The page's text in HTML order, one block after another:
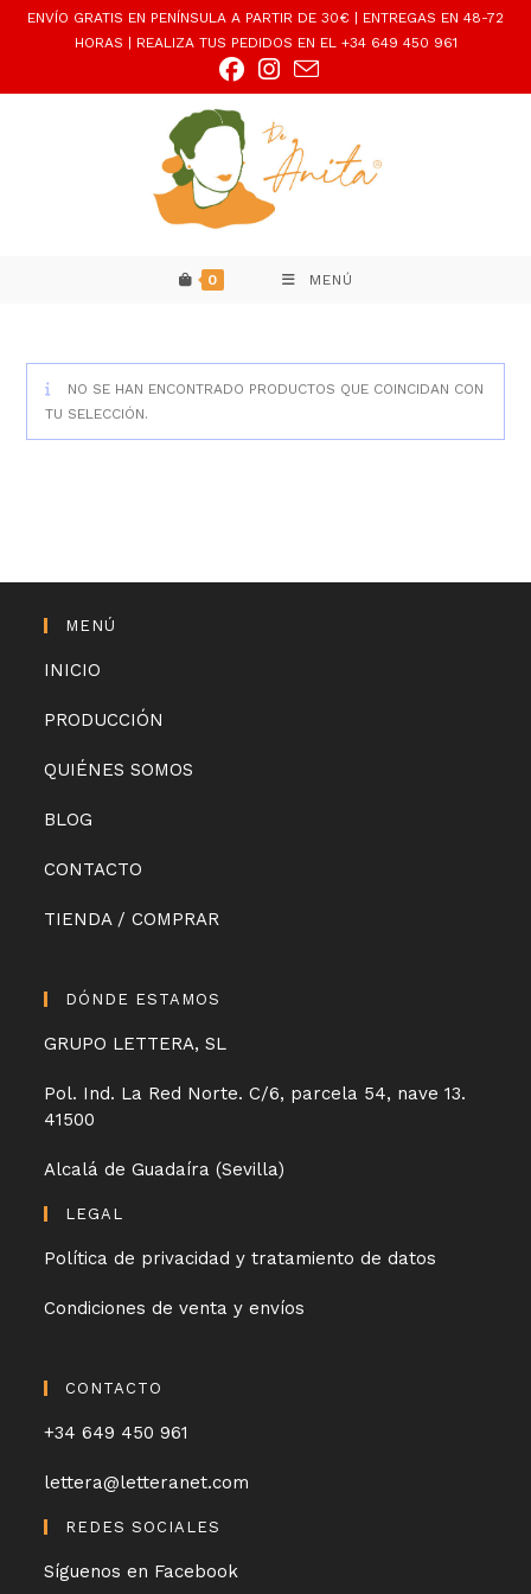
ENVÍO GRATIS EN PENÍNSULA A PARTIR DE 30€ | ENTREGAS EN 48-72
HORAS | REALIZA TUS PEDIDOS EN EL +34 649 450 961
0 MENÚ
NO SE HAN ENCONTRADO PRODUCTOS QUE COINCIDAN CON
TU SELECCIÓN.
MENÚ
INICIO
PRODUCCIÓN
QUIÉNES SOMOS
BLOG
CONTACTO
TIENDA / COMPRAR
DÓNDE ESTAMOS
GRUPO LETTERA, SL
Pol. Ind. La Red Norte. C/6, parcela 54, nave 13.
41500
Alcalá de Guadaíra (Sevilla)
LEGAL
Política de privacidad y tratamiento de datos
Condiciones de venta y envíos
CONTACTO
+34 649 450 961
lettera@letteranet.com
REDES SOCIALES
Síguenos en Facebook